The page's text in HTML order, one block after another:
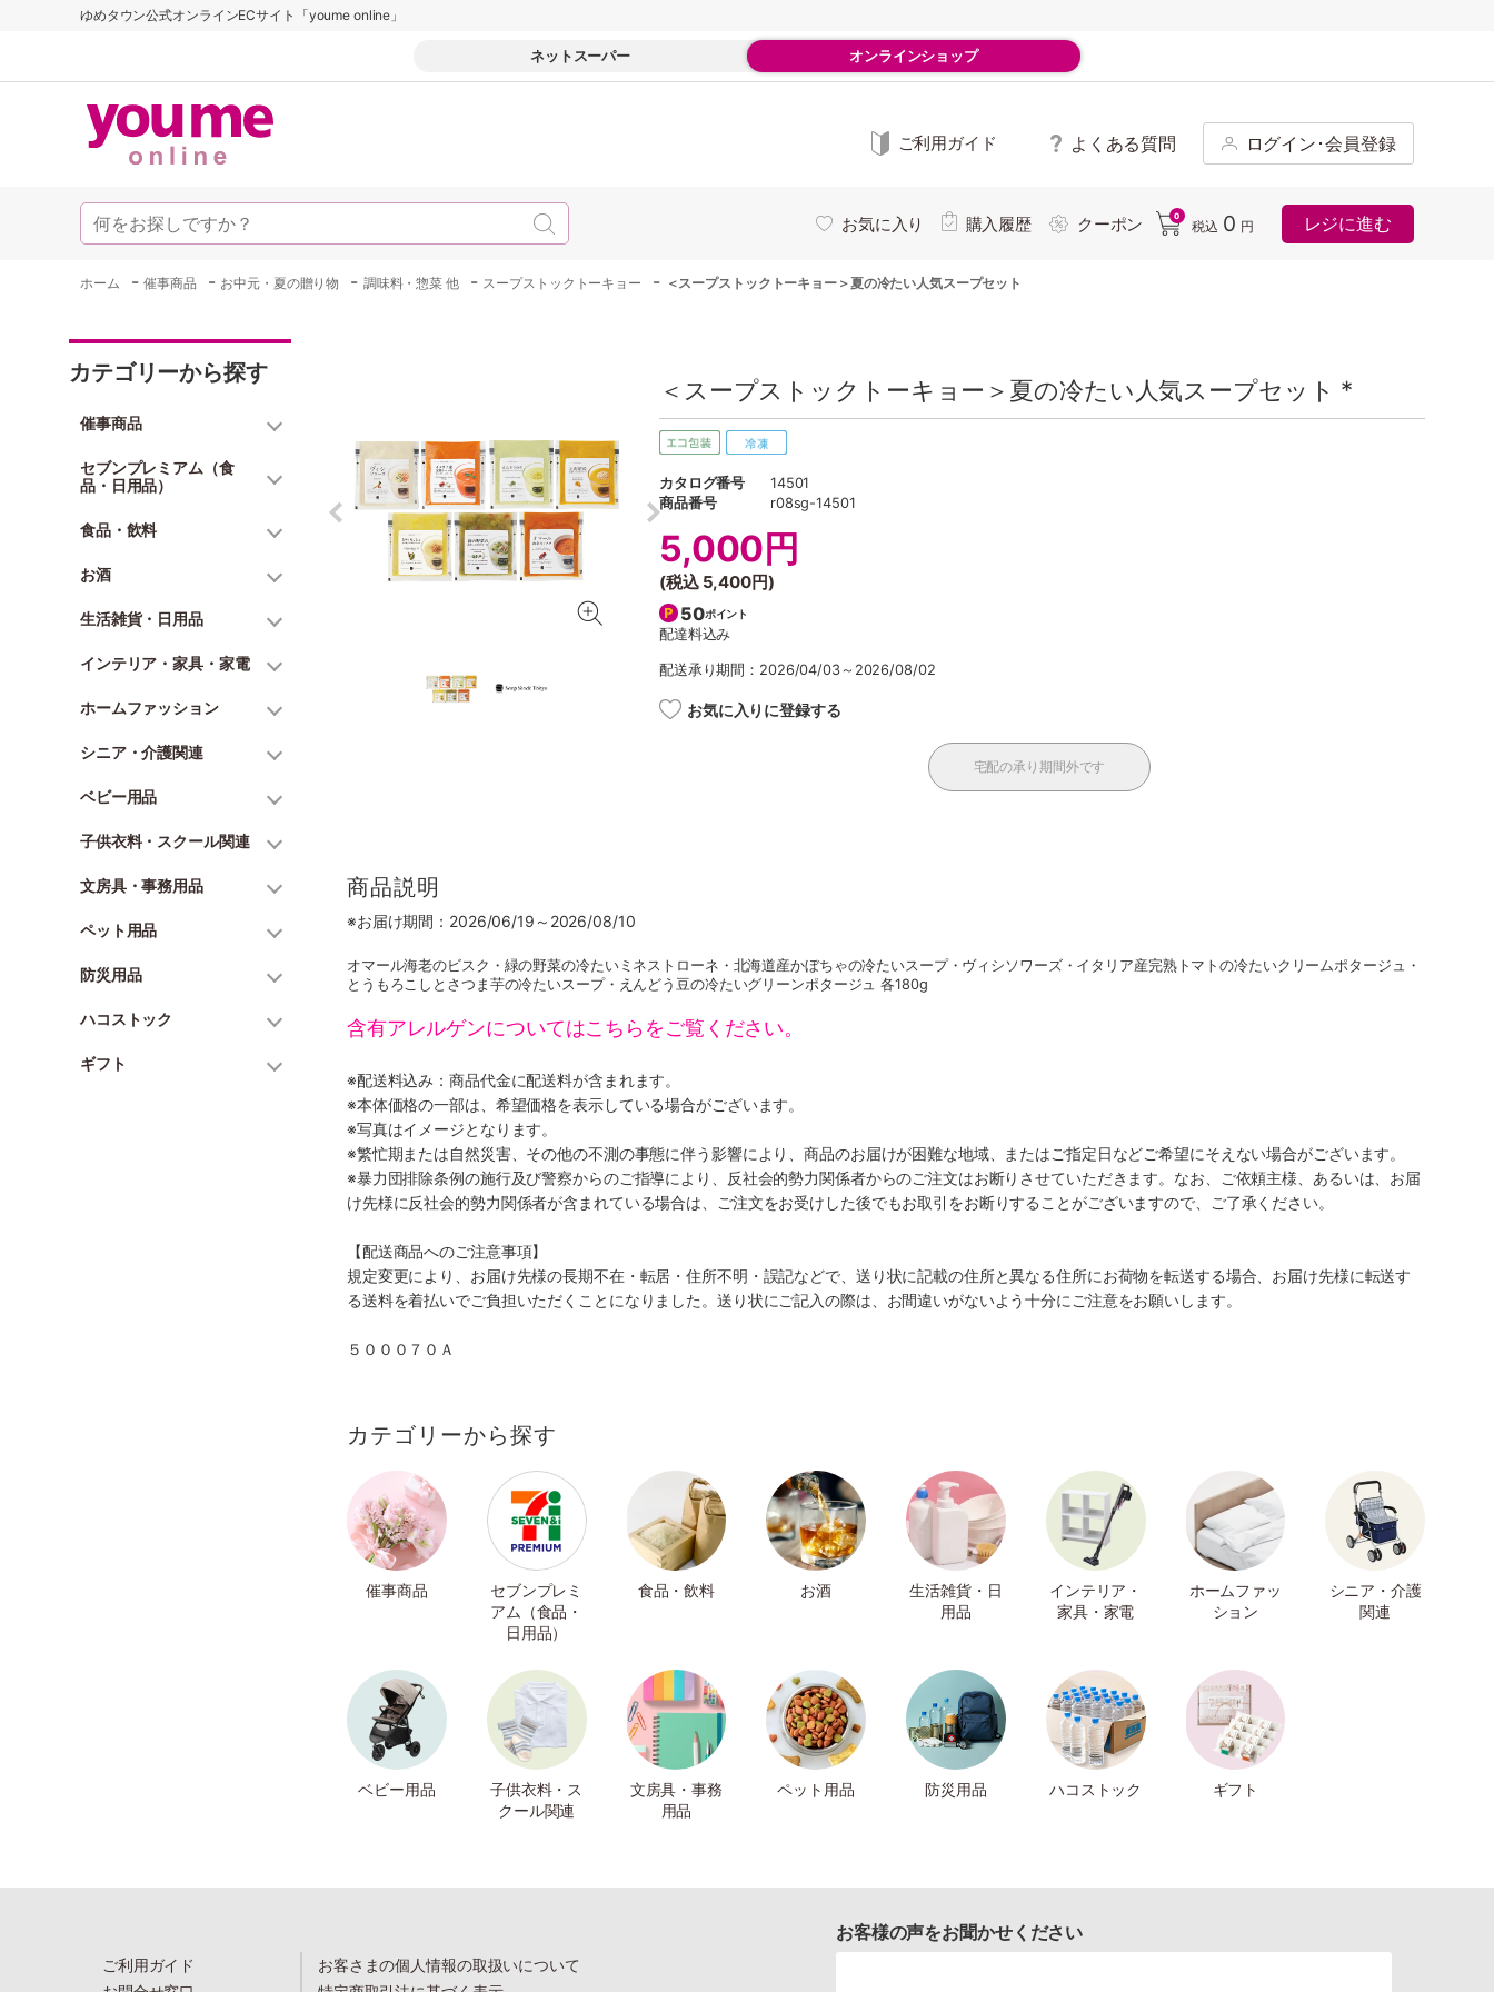
ゆめタウン公式オンラインECサイト「youme online」
ネットスーパー オンラインショップ
ご利用ガイド よくある質問 ログイン･会員登録
お気に入り 購入履歴 クーポン 0
税込 0 円 レジに進む
ホーム -催事商品 - お中元・夏の贈り物 - 調味料・惣菜 他 - スープストックトーキョー - ＜スープストックトーキョー＞夏の冷たい人気スープセット
カテゴリーから探す
催事商品
セブンプレミアム（食
品・日用品）
食品・飲料
お酒
生活雑貨・日用品
インテリア・家具・家電
ホームファッション
シニア・介護関連
ベビー用品
子供衣料・スクール関連
文房具・事務用品
ペット用品
防災用品
ハコストック
ギフト
＜スープストックトーキョー＞夏の冷たい人気スープセット *
カタログ番号
14501
商品番号
r08sg-14501
5,000円
(税込 5,400円)
50ポイント
配達料込み
配送承り期間：2026/04/03～2026/08/02
お気に入りに登録する
宅配の承り期間外です
商品説明
※お届け期間：2026/06/19～2026/08/10
オマール海老のビスク・緑の野菜の冷たいミネストローネ・北海道産かぼちゃの冷たいスープ・ヴィシソワーズ・イタリア産完熟トマトの冷たいクリームポタージュ・
とうもろこしとさつま芋の冷たいスープ・えんどう豆の冷たいグリーンポタージュ 各180g
含有アレルゲンについてはこちらをご覧ください。
※配送料込み：商品代金に配送料が含まれます。
※本体価格の一部は、希望価格を表示している場合がございます。
※写真はイメージとなります。
※繁忙期または自然災害、その他の不測の事態に伴う影響により、商品のお届けが困難な地域、またはご指定日などご希望にそえない場合がございます。
※暴力団排除条例の施行及び警察からのご指導により、反社会的勢力関係者からのご注文はお断りさせていただきます。なお、ご依頼主様、あるいは、お届
け先様に反社会的勢力関係者が含まれている場合は、ご注文をお受けした後でもお取引をお断りすることがございますので、ご了承ください。
【配送商品へのご注意事項】
規定変更により、お届け先様の長期不在・転居・住所不明・誤記などで、送り状に記載の住所と異なる住所にお荷物を転送する場合、お届け先様に転送す
る送料を着払いでご負担いただくことになりました。送り状にご記入の際は、お間違いがないよう十分にご注意をお願いします。
５０００７０Ａ
カテゴリーから探す
催事商品
セブンプレミ
アム（食品・
日用品）
食品・飲料 お酒
生活雑貨・日
用品
インテリア・
家具・家電
ホームファッ
ション
シニア・介護
関連
ベビー用品
子供衣料・ス
クール関連
文房具・事務
用品
ペット用品 防災用品 ハコストック ギフト
ご利用ガイド
お客さまの個人情報の取扱いについて
お客様の声をお聞かせください